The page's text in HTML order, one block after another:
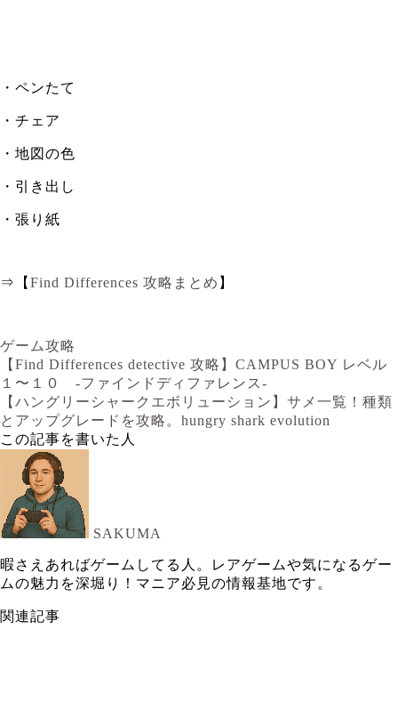
・ペンたて
・チェア
・地図の色
・引き出し
・張り紙
⇒【 Find Differences 攻略まとめ 】
ゲーム攻略
【Find Differences detective 攻略】CAMPUS BOY レベル
１〜１０ -ファインドディファレンス-
【ハングリーシャークエボリューション】サメ一覧！種類
とアップグレードを攻略。hungry shark evolution
この記事を書いた人
SAKUMA
暇さえあればゲームしてる人。レアゲームや気になるゲー
ムの魅力を深堀り！マニア必見の情報基地です。
関連記事